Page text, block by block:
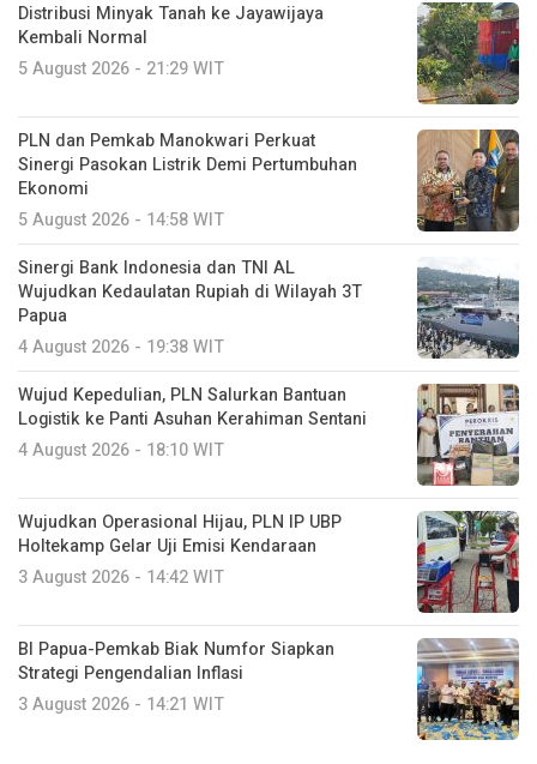
Distribusi Minyak Tanah ke Jayawijaya
Kembali Normal
5 August 2026 - 21:29 WIT
PLN dan Pemkab Manokwari Perkuat
Sinergi Pasokan Listrik Demi Pertumbuhan
Ekonomi
5 August 2026 - 14:58 WIT
Sinergi Bank Indonesia dan TNI AL
Wujudkan Kedaulatan Rupiah di Wilayah 3T
Papua
4 August 2026 - 19:38 WIT
Wujud Kepedulian, PLN Salurkan Bantuan
Logistik ke Panti Asuhan Kerahiman Sentani
4 August 2026 - 18:10 WIT
Wujudkan Operasional Hijau, PLN IP UBP
Holtekamp Gelar Uji Emisi Kendaraan
3 August 2026 - 14:42 WIT
BI Papua-Pemkab Biak Numfor Siapkan
Strategi Pengendalian Inflasi
3 August 2026 - 14:21 WIT